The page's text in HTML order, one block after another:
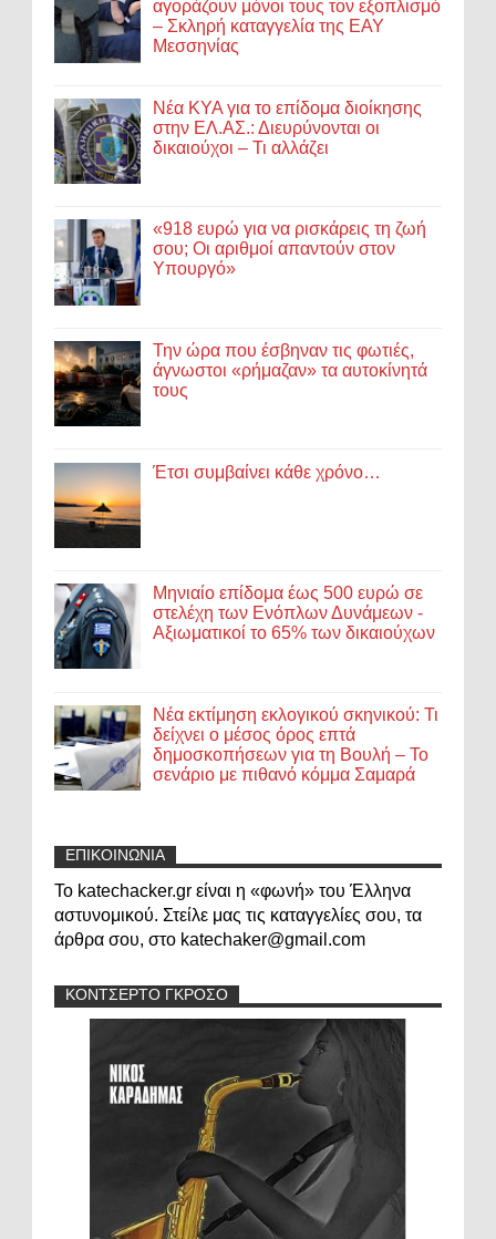
αγοράζουν μόνοι τους τον εξοπλισμό
– Σκληρή καταγγελία της ΕΑΥ
Μεσσηνίας
Νέα ΚΥΑ για το επίδομα διοίκησης
στην ΕΛ.ΑΣ.: Διευρύνονται οι
δικαιούχοι – Τι αλλάζει
«918 ευρώ για να ρισκάρεις τη ζωή
σου; Οι αριθμοί απαντούν στον
Υπουργό»
Την ώρα που έσβηναν τις φωτιές,
άγνωστοι «ρήμαζαν» τα αυτοκίνητά
τους
Έτσι συμβαίνει κάθε χρόνο…
Μηνιαίο επίδομα έως 500 ευρώ σε
στελέχη των Ενόπλων Δυνάμεων -
Αξιωματικοί το 65% των δικαιούχων
Νέα εκτίμηση εκλογικού σκηνικού: Τι
δείχνει ο μέσος όρος επτά
δημοσκοπήσεων για τη Βουλή – Το
σενάριο με πιθανό κόμμα Σαμαρά
ΕΠΙΚΟΙΝΩΝΙΑ
Το katechacker.gr είναι η «φωνή» του Έλληνα
αστυνομικού. Στείλε μας τις καταγγελίες σου, τα
άρθρα σου, στο katechaker@gmail.com
ΚΟΝΤΣΕΡΤΟ ΓΚΡΟΣΟ